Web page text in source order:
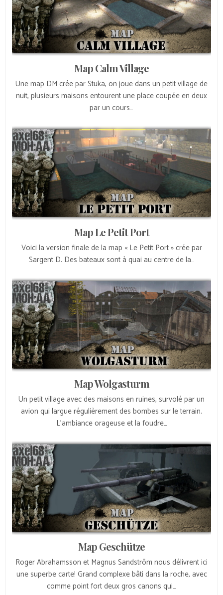
Map Calm Village
Une map DM crée par Stuka, on joue dans un petit village de
nuit, plusieurs maisons entourent une place coupée en deux
par un cours…
Map Le Petit Port
Voici la version finale de la map « Le Petit Port » crée par
Sargent D. Des bateaux sont à quai au centre de la…
Map Wolgasturm
Un petit village avec des maisons en ruines, survolé par un
avion qui largue régulièrement des bombes sur le terrain.
L’ambiance orageuse et la foudre…
Map Geschütze
Roger Abrahamsson et Magnus Sandström nous délivrent ici
une superbe carte! Grand complexe bâti dans la roche, avec
comme point fort deux gros canons qui…